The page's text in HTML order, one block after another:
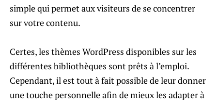
simple qui permet aux visiteurs de se concentrer
sur votre contenu.
Certes, les thèmes WordPress disponibles sur les
différentes bibliothèques sont prêts à l’emploi.
Cependant, il est tout à fait possible de leur donner
une touche personnelle afin de mieux les adapter à